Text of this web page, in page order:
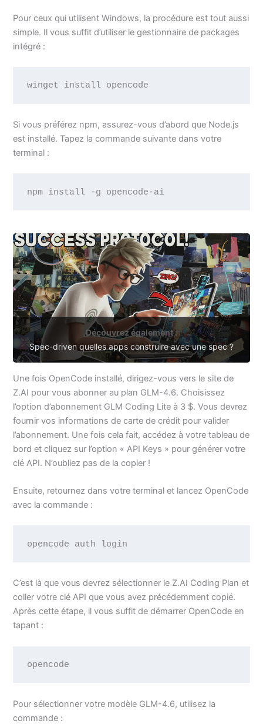
Pour ceux qui utilisent Windows, la procédure est tout aussi
simple. Il vous suffit d’utiliser le gestionnaire de packages
intégré :
winget install opencode
Si vous préférez npm, assurez-vous d’abord que Node.js
est installé. Tapez la commande suivante dans votre
terminal :
npm install -g opencode-ai
Découvrez également :
Spec-driven quelles apps construire avec une spec ?
Une fois OpenCode installé, dirigez-vous vers le site de
Z.AI pour vous abonner au plan GLM-4.6. Choisissez
l’option d’abonnement GLM Coding Lite à 3 $. Vous devrez
fournir vos informations de carte de crédit pour valider
l’abonnement. Une fois cela fait, accédez à votre tableau de
bord et cliquez sur l’option « API Keys » pour générer votre
clé API. N’oubliez pas de la copier !
Ensuite, retournez dans votre terminal et lancez OpenCode
avec la commande :
opencode auth login
C’est là que vous devrez sélectionner le Z.AI Coding Plan et
coller votre clé API que vous avez précédemment copié.
Après cette étape, il vous suffit de démarrer OpenCode en
tapant :
opencode
Pour sélectionner votre modèle GLM-4.6, utilisez la
commande :